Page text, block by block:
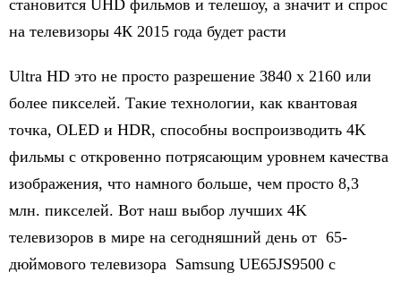
становится UHD фильмов и телешоу, а значит и спрос
на телевизоры 4К 2015 года будет расти
Ultra HD это не просто разрешение 3840 х 2160 или
более пикселей. Такие технологии, как квантовая
точка, OLED и HDR, способны воспроизводить 4K
фильмы с откровенно потрясающим уровнем качества
изображения, что намного больше, чем просто 8,3
млн. пикселей. Вот наш выбор лучших 4K
телевизоров в мире на сегодняшний день от 65-
дюймового телевизора Samsung UE65JS9500 с